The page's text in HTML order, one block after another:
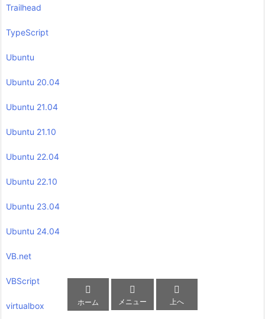
Trailhead
TypeScript
Ubuntu
Ubuntu 20.04
Ubuntu 21.04
Ubuntu 21.10
Ubuntu 22.04
Ubuntu 22.10
Ubuntu 23.04
Ubuntu 24.04
VB.net
VBScript
virtualbox

ホーム

メニュー

上へ